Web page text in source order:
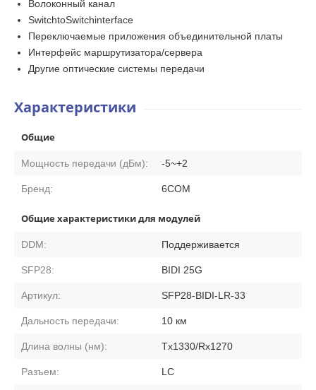
Волоконный канал
SwitchtoSwitchinterface
Переключаемые приложения объединительной платы
Интерфейс маршрутизатора/сервера
Другие оптические системы передачи
Характеристики
Общие
Мощность передачи (дБм): -5~+2
Бренд: 6COM
Общие характеристики для модулей
DDM: Поддерживается
SFP28: BIDI 25G
Артикул: SFP28-BIDI-LR-33
Дальность передачи: 10 км
Длина волны (нм): Tx1330/Rx1270
Разъем: LC